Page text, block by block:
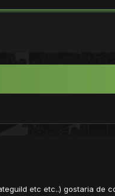
etc etc..) gostaria de